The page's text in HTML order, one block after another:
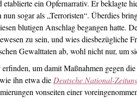
ein Opfernarrativ. Er beklagte
sogar als „Terroristen“. Überdies
blutigen Anschlag begangen hatte.
zu sein, und wies diesbezügliche
Gewalttaten ab, wohl nicht nur, um
um damit Maßnahmen gegen
ihn etwa die Deutsche National-
vonseiten einer